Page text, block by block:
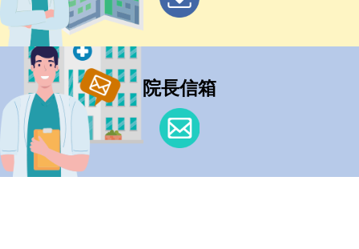
院長信箱